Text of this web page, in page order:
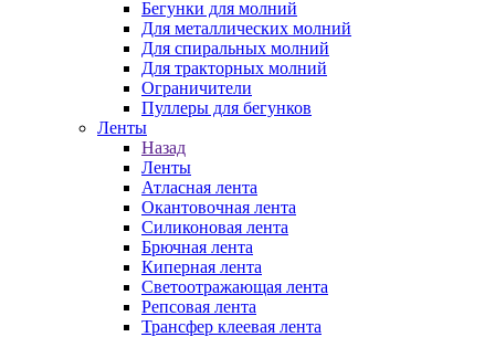
Бегунки для молний
Для металлических молний
Для спиральных молний
Для тракторных молний
Ограничители
Пуллеры для бегунков
Ленты
Назад
Ленты
Атласная лента
Окантовочная лента
Силиконовая лента
Брючная лента
Киперная лента
Светоотражающая лента
Репсовая лента
Трансфер клеевая лента